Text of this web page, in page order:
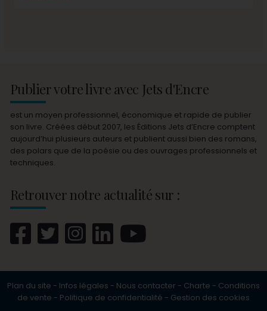
Publier votre livre avec Jets d'Encre
est un moyen professionnel, économique et rapide de publier
son livre. Créées début 2007, les Éditions Jets d’Encre comptent
aujourd’hui plusieurs auteurs et publient aussi bien des romans,
des polars que de la poésie ou des ouvrages professionnels et
techniques.
Retrouver notre actualité sur :
Plan du site - Infos légales - Nous contacter - Charte - Conditions
de vente - Politique de confidentialité - Gestion des cookies